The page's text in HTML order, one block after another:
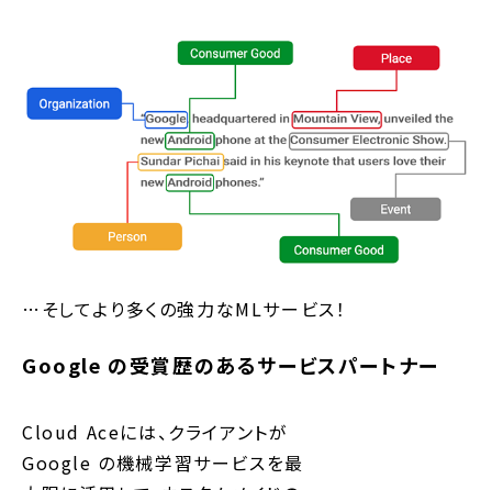
…そしてより多くの強力なMLサービス！
Google の受賞歴のあるサービスパートナー
Cloud Aceには、クライアントが
Google の機械学習サービスを最